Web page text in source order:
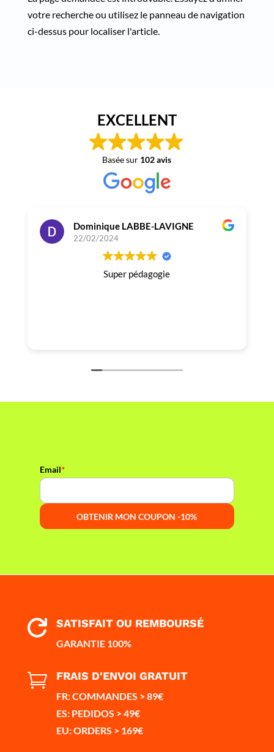
votre recherche ou utilisez le panneau de navigation
ci-dessus pour localiser l'article.
EXCELLENT
Basée sur 102 avis
Dominique LABBE-LAVIGNE
22/02/2024
Super pédagogie
Email*
 SATISFAIT OU REMBOURSÉ
GARANTIE 100%
 FRAIS D'ENVOI GRATUIT
FR: COMMANDES > 89€
ES: PEDIDOS > 49€
EU: ORDERS > 169€
Max : votre expert fartage